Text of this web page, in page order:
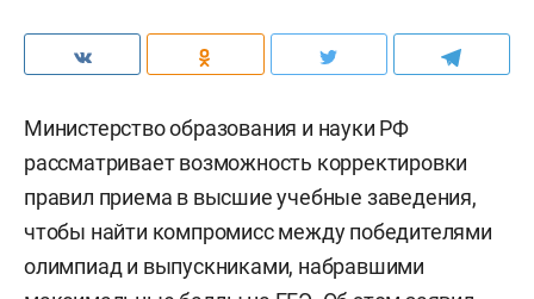
Министерство образования и науки РФ
рассматривает возможность корректировки
правил приема в высшие учебные заведения,
чтобы найти компромисс между победителями
олимпиад и выпускниками, набравшими